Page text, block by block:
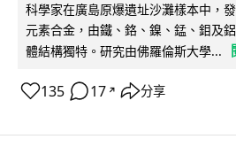
科學家在廣島原爆遺址沙灘樣本中，
元素合金，由鐵、鉻、鎳、錳、鉬及
體結構獨特。研究由佛羅倫斯大學...
135 17 ↗ 分享